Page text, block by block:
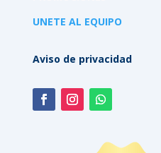
UNETE AL EQUIPO
Aviso de privacidad